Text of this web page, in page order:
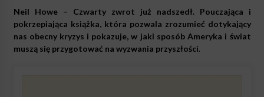
Neil Howe – Czwarty zwrot już nadszedł. Pouczająca i
pokrzepiająca książka, która pozwala zrozumieć dotykający
nas obecny kryzys i pokazuje, w jaki sposób Ameryka i świat
muszą się przygotować na wyzwania przyszłości.